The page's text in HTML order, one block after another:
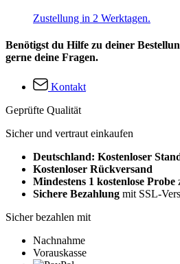
Zustellung in 2 Werktagen.
Benötigst du Hilfe zu deiner
gerne deine Fragen.
Kontakt
Geprüfte Qualität
Sicher und vertraut einkaufen
Deutschland: Kostenloser
Kostenloser Rückversand
Mindestens 1 kostenlose Probe
Sichere Bezahlung mit SSL-
Sicher bezahlen mit
Nachnahme
Vorauskasse